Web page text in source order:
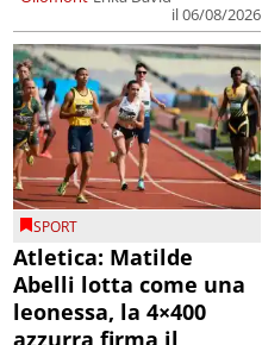
il 06/08/2026
SPORT
Atletica: Matilde
Abelli lotta come una
leonessa, la 4×400
azzurra firma il